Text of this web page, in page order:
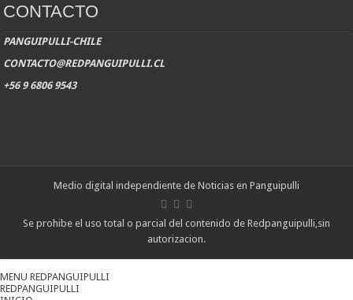
CONTACTO
PANGUIPULLI-CHILE
CONTACTO@REDPANGUIPULLI.CL
+56 9 6806 9543
Medio digital independiente de Noticias en Panguipulli
Se prohibe el uso total o parcial del contenido de Redpanguipulli,sin
autorizacion.
MENU REDPANGUIPULLI
REDPANGUIPULLI